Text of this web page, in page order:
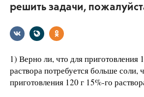
решить задачи,
1) Верно ли, что для приготовления
раствора потребуется больше соли,
приготовления 120 г 15%-го